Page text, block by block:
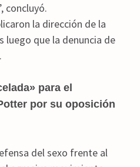
concluyó.
la dirección de la
luego que la denuncia de
para el
por su oposición
del sexo frente al